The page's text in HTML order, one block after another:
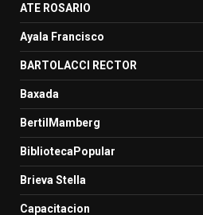
ATE ROSARIO
Ayala Francisco
BARTOLACCI RECTOR
Baxada
BertilMamberg
BibliotecaPopular
Brieva Stella
Capacitacion